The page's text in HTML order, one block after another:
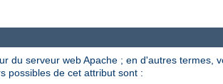
du serveur web Apache ; en d'autres termes,
possibles de cet attribut sont :